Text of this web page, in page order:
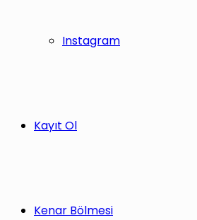
Instagram
Kayıt Ol
Kenar Bölmesi